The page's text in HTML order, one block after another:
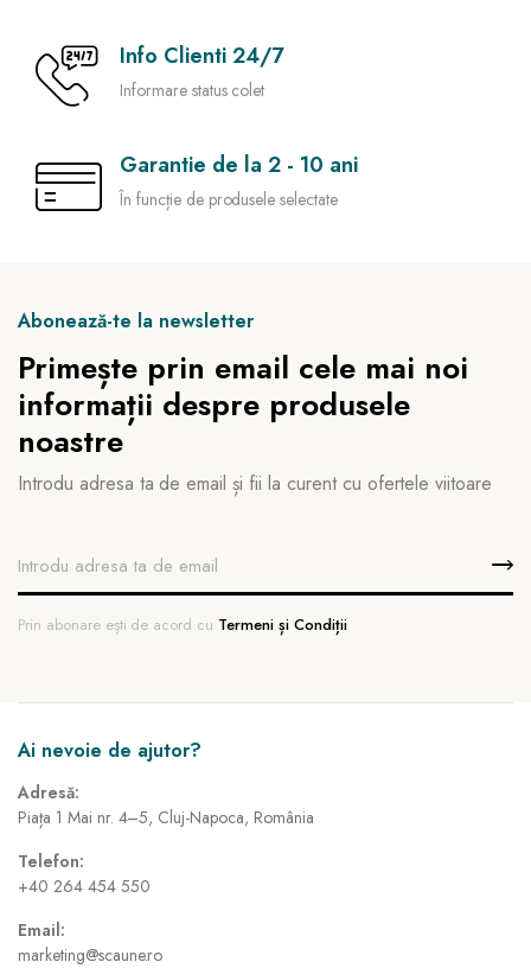
Info Clienti 24/7
Informare status colet
Garantie de la 2 - 10 ani
În funcție de produsele selectate
Abonează-te la newsletter
Primește prin email cele mai noi
informații despre produsele
noastre
Introdu adresa ta de email și fii la curent cu ofertele viitoare
Prin abonare ești de acord cu Termeni și Condiții
Ai nevoie de ajutor?
Adresă:
Piața 1 Mai nr. 4–5, Cluj-Napoca, România
Telefon:
+40 264 454 550
Email:
marketing@scaune.ro